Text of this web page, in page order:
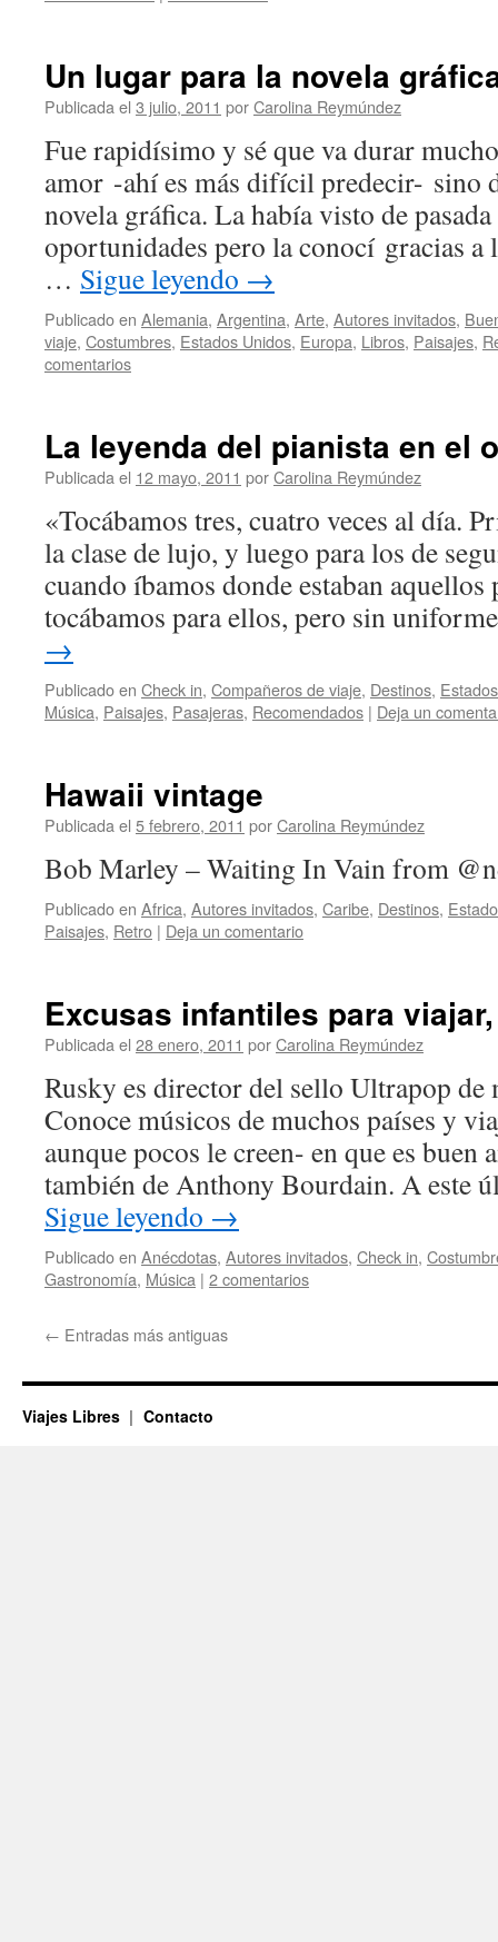
Un lugar para la novela
Publicada el 3 julio, 2011 porCarolina Reymúndez
Fue rapidísimo y sé que va durar
amor -ahí es más difícil predecir- sino
novela gráfica. La había visto de
oportunidades pero la conocí gracias
… Sigue leyendo →
Publicado en Alemania, Argentina, Arte, Autores invitados,
viaje, Costumbres, Estados Unidos, Europa, Libros, Paisajes,
comentarios
La leyenda del pianista en el
Publicada el 12 mayo, 2011 porCarolina Reymúndez
«Tocábamos tres, cuatro veces al día.
la clase de lujo, y luego para los de
cuando íbamos donde estaban
tocábamos para ellos, pero sin
→
Publicado en Check in, Compañeros de viaje, Destinos,
Música, Paisajes, Pasajeras, Recomendados | Deja un
Hawaii vintage
Publicada el 5 febrero, 2011 porCarolina Reymúndez
Bob Marley – Waiting In Vain from
Publicado en Africa, Autores invitados, Caribe, Destinos,
Paisajes, Retro | Deja un comentario
Excusas infantiles para
Publicada el 28 enero, 2011 porCarolina Reymúndez
Rusky es director del sello Ultrapop de
Conoce músicos de muchos países y
aunque pocos le creen- en que es buen
también de Anthony Bourdain. A este
Sigue leyendo →
Publicado en Anécdotas, Autores invitados, Check in,
Gastronomí­a, Música | 2 comentarios
← Entradas más antiguas
Viajes Libres Contacto